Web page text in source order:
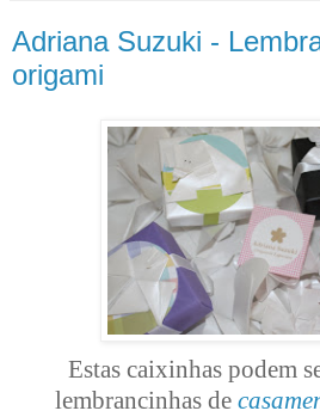
Adriana Suzuki -
origami
Estas caixinhas podem
lembrancinhas de